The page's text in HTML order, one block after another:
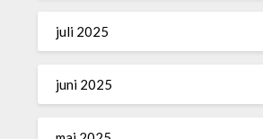
juli 2025
juni 2025